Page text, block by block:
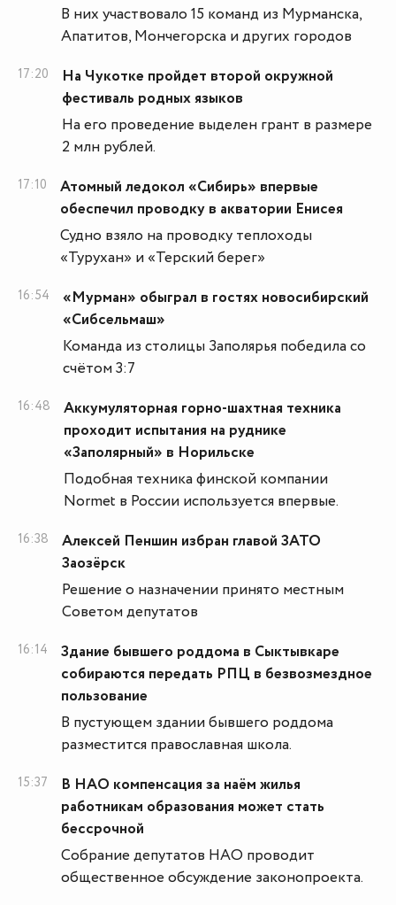
В них участвовало 15 команд из Мурманска,
Апатитов, Мончегорска и других городов
17:20
На Чукотке пройдет второй окружной
фестиваль родных языков
На его проведение выделен грант в размере
2 млн рублей.
17:10
Атомный ледокол «Сибирь» впервые
обеспечил проводку в акватории Енисея
Судно взяло на проводку теплоходы
«Турухан» и «Терский берег»
16:54
«Мурман» обыграл в гостях новосибирский
«Сибсельмаш»
Команда из столицы Заполярья победила со
счётом 3:7
16:48
Аккумуляторная горно-шахтная техника
проходит испытания на руднике
«Заполярный» в Норильске
Подобная техника финской компании
Normet в России используется впервые.
16:38
Алексей Пеншин избран главой ЗАТО
Заозёрск
Решение о назначении принято местным
Советом депутатов
16:14
Здание бывшего роддома в Сыктывкаре
собираются передать РПЦ в безвозмездное
пользование
В пустующем здании бывшего роддома
разместится православная школа.
15:37
В НАО компенсация за наём жилья
работникам образования может стать
бессрочной
Собрание депутатов НАО проводит
общественное обсуждение законопроекта.